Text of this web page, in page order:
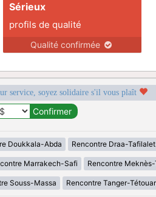
Sérieux
profils de qualité
Qualité confirmée
service, soyez solidaire s'il vous plaît
Doukkala-Abda Rencontre Draa-Tafilalet
Marrakech-Safi Rencontre
Souss-Massa Rencontre Tanger-